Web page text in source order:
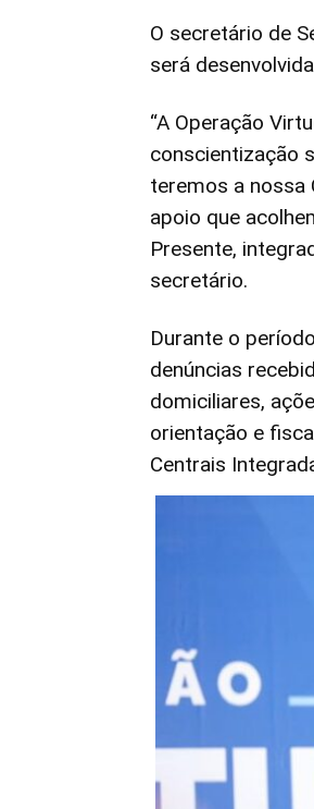
O secretário de
será
“A Operação
conscientização
teremos a nossa
apoio que
Presente,
secretário.
Durante o
denúncias
domiciliares,
orientação e
Centrais